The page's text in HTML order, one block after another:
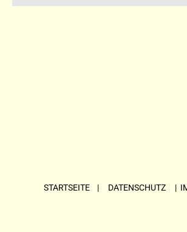
STARTSEITE | DATENSCHUTZ |